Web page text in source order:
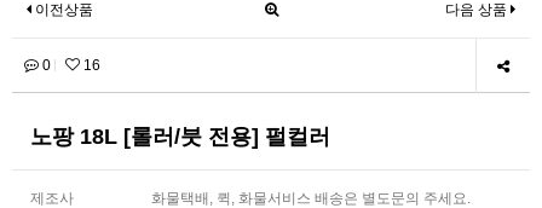
이전상품 다음 상품
0 16
노팡 18L [롤러/붓 전용] 펄컬러
제조사 화물택배, 퀵, 화물서비스 배송은 별도문의 주세요.